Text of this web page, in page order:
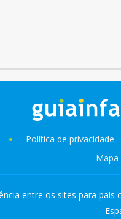
Política de privacidade
Mapa
entre os sites para